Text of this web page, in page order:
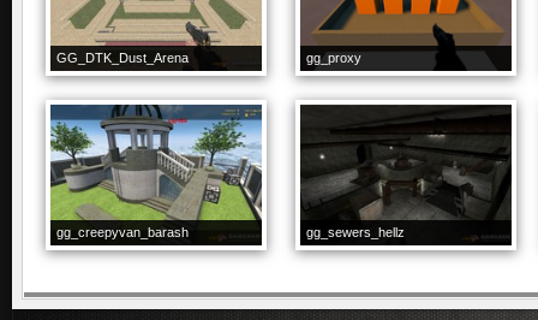
GG_DTK_Dust_Arena gg_proxy
gg_creepyvan_barash gg_sewers_hellz